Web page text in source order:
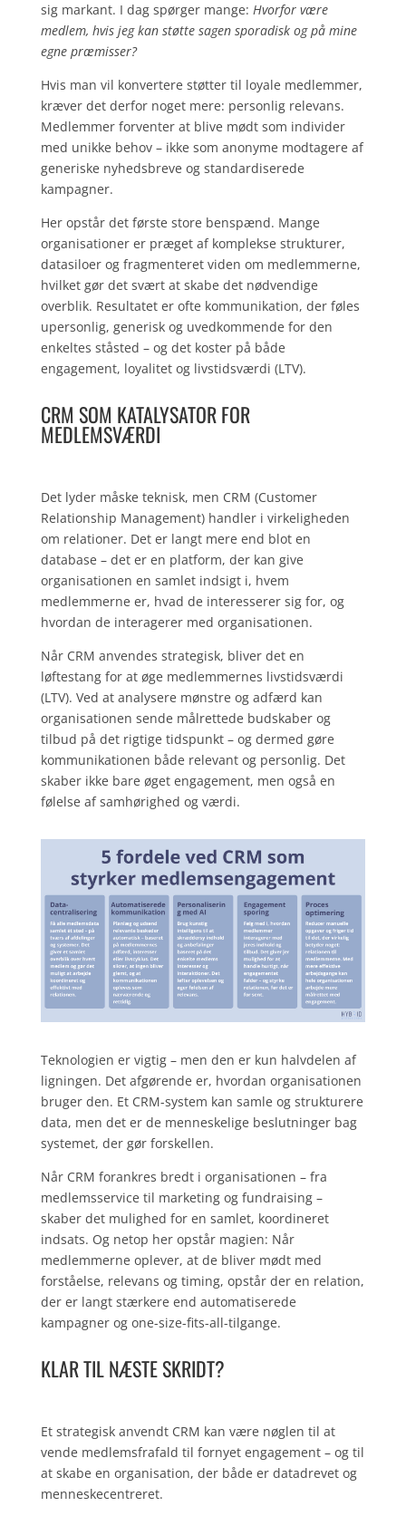
sig markant. I dag spørger mange: Hvorfor være
medlem, hvis jeg kan støtte sagen sporadisk og på mine
egne præmisser?
Hvis man vil konvertere støtter til loyale medlemmer,
kræver det derfor noget mere: personlig relevans.
Medlemmer forventer at blive mødt som individer
med unikke behov – ikke som anonyme modtagere af
generiske nyhedsbreve og standardiserede
kampagner.
Her opstår det første store benspænd. Mange
organisationer er præget af komplekse strukturer,
datasiloer og fragmenteret viden om medlemmerne,
hvilket gør det svært at skabe det nødvendige
overblik. Resultatet er ofte kommunikation, der føles
upersonlig, generisk og uvedkommende for den
enkeltes ståsted – og det koster på både
engagement, loyalitet og livstidsværdi (LTV).
CRM SOM KATALYSATOR FOR
MEDLEMSVÆRDI
Det lyder måske teknisk, men CRM (Customer
Relationship Management) handler i virkeligheden
om relationer. Det er langt mere end blot en
database – det er en platform, der kan give
organisationen en samlet indsigt i, hvem
medlemmerne er, hvad de interesserer sig for, og
hvordan de interagerer med organisationen.
Når CRM anvendes strategisk, bliver det en
løftestang for at øge medlemmernes livstidsværdi
(LTV). Ved at analysere mønstre og adfærd kan
organisationen sende målrettede budskaber og
tilbud på det rigtige tidspunkt – og dermed gøre
kommunikationen både relevant og personlig. Det
skaber ikke bare øget engagement, men også en
følelse af samhørighed og værdi.
Teknologien er vigtig – men den er kun halvdelen af
ligningen. Det afgørende er, hvordan organisationen
bruger den. Et CRM-system kan samle og strukturere
data, men det er de menneskelige beslutninger bag
systemet, der gør forskellen.
Når CRM forankres bredt i organisationen – fra
medlemsservice til marketing og fundraising –
skaber det mulighed for en samlet, koordineret
indsats. Og netop her opstår magien: Når
medlemmerne oplever, at de bliver mødt med
forståelse, relevans og timing, opstår der en relation,
der er langt stærkere end automatiserede
kampagner og one-size-fits-all-tilgange.
KLAR TIL NÆSTE SKRIDT?
Et strategisk anvendt CRM kan være nøglen til at
vende medlemsfrafald til fornyet engagement – og til
at skabe en organisation, der både er datadrevet og
menneskecentreret.